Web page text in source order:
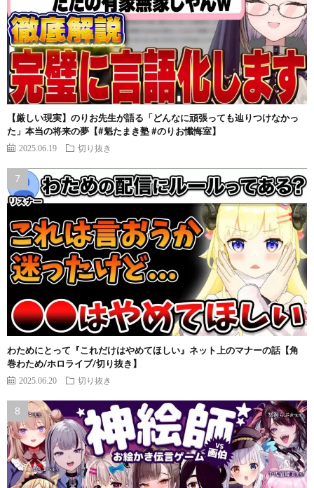
【厳しい現実】のりお先生が語る「どんなに頑張っても辿りつけなかっ
た」本当の将来の夢【#魁たまき塾 #のりお懺悔室】
2025.06.19 切り抜き
わためにとって『これだけはやめてほしい』ネット上のマナーの話【角
巻わため/ホロライブ/切り抜き】
2025.06.20 切り抜き